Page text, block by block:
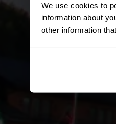
We use cookies to
information about
other information